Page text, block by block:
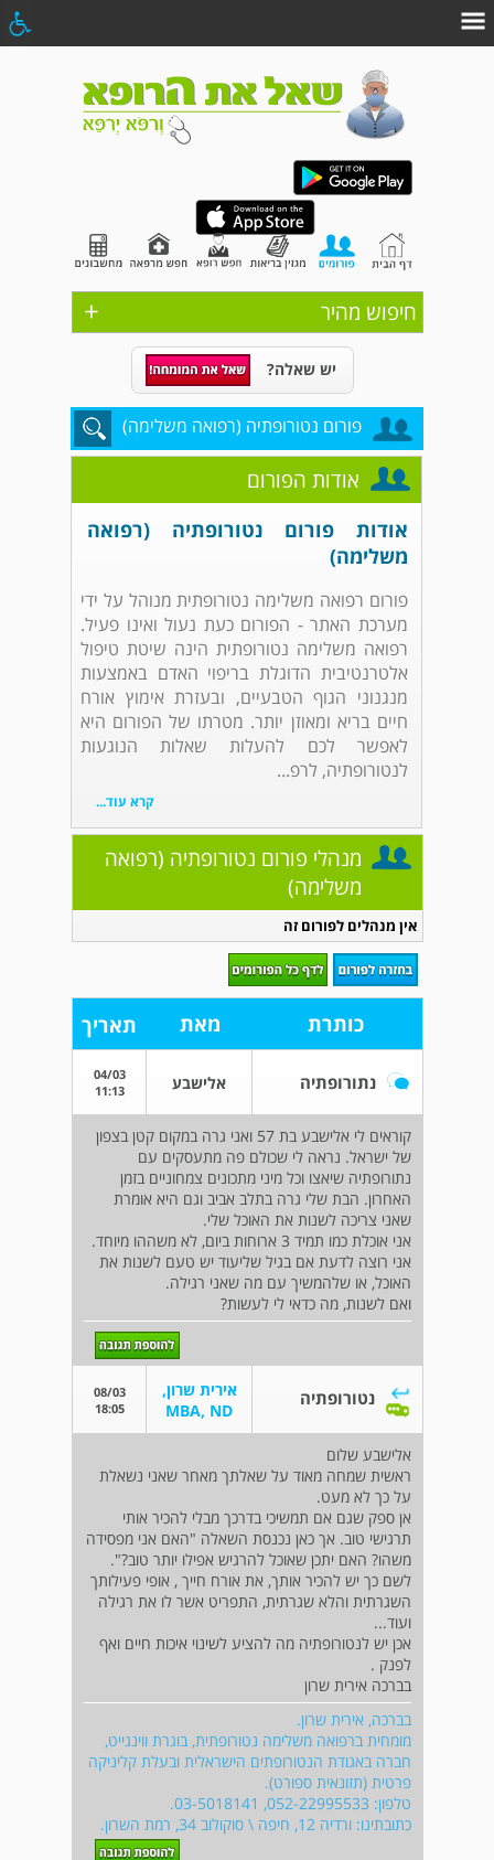
+ חיפוש מהיר
יש שאלה?
פורום נטורופתיה (רפואה משלימה)
אודות הפורום
אודות פורום נטורופתיה (רפואה
משלימה)
פורום רפואה משלימה נטורופתית מנוהל על ידי
מערכת האתר - הפורום כעת נעול ואינו פעיל.
רפואה משלימה נטורופתית הינה שיטת טיפול
אלטרנטיבית הדוגלת בריפוי האדם באמצעות
מנגנוני הגוף הטבעיים, ובעזרת אימוץ אורח
חיים בריא ומאוזן יותר. מטרתו של הפורום היא
לאפשר לכם להעלות שאלות הנוגעות
לנטורופתיה, לרפ...
קרא עוד...
מנהלי פורום נטורופתיה (רפואה
משלימה)
אין מנהלים לפורום זה
כותרת מאת תאריך
נתורופתיה אלישבע
04/03
11:13
קוראים לי אלישבע בת 57 ואני גרה במקום קטן בצפון
של ישראל. נראה לי שכולם פה מתעסקים עם
נתורופתיה שיאצו וכל מיני מתכונים צמחוניים בזמן
האחרון. הבת שלי גרה בתלב אביב וגם היא אומרת
שאני צריכה לשנות את האוכל שלי.
אני אוכלת כמו תמיד 3 ארוחות ביום, לא משההו מיוחד.
אני רוצה לדעת אם בגיל שליעוד יש טעם לשנות את
האוכל, או שלהמשיך עם מה שאני רגילה.
ואם לשנות, מה כדאי לי לעשות?
נטורופתיה
אירית שרון,
MBA, ND
08/03
18:05
אלישבע שלום
ראשית שמחה מאוד על שאלתך מאחר שאני נשאלת
על כך לא מעט.
אן ספק שגם אם תמשיכי בדרכך מבלי להכיר אותי
תרגישי טוב. אך כאן נכנסת השאלה "האם אני מפסידה
משהו? האם יתכן שאוכל להרגיש אפילו יותר טוב?".
לשם כך יש להכיר אותך, את אורח חייך , אופי פעילותך
השגרתית והלא שגרתית, התפריט אשר לו את רגילה
ועוד...
אכן יש לנטורופתיה מה להציע לשינוי איכות חיים ואף
לפנק .
בברכה אירית שרון
בברכה, אירית שרון.
מומחית ברפואה משלימה נטורופתית, בוגרת ווינגייט,
חברה באגודת הנטורופתים הישראלית ובעלת קליניקה
פרטית (תזונאית ספורט).
טלפון: 052-22995533, 03-5018141.
כתובתינו: ורדיה 12, חיפה \ סוקולוב 34, רמת השרון.